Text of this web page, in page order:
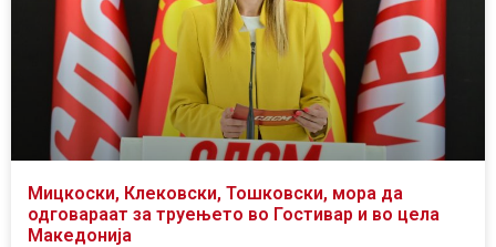
Мицкоски, Клековски, Тошковски, мора да
одговараат за труењето во Гостивар и во цела
Македонија